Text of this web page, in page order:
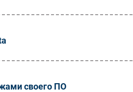
своего ПО